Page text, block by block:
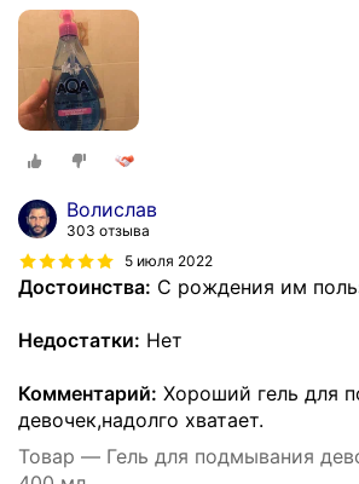
Волислав
303 отзыва
5 июля 2022
Достоинства: С рождения им
Недостатки: Нет
Комментарий: Хороший гель для
девочек,надолго хватает.
Товар — Гель для подмывания